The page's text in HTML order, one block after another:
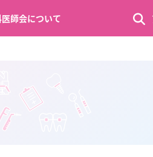
師会について